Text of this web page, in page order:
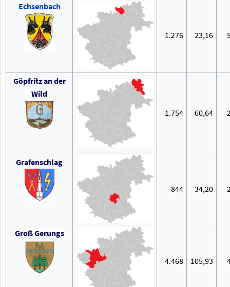
Echsenbach
1.276 23,16
Göpfritz an der
Wild
1.754
60,64
Grafenschlag
844 34,20
Groß Gerungs
4.468 105,93